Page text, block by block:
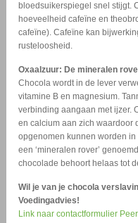
bloedsuikerspiegel snel stijgt.
hoeveelheid cafeïne en
cafeïne). Cafeïne kan
rusteloosheid.
Oxaalzuur: De mineralen
Chocola wordt in de lever
vitamine B en magnesium.
verbinding aangaan met ijzer.
en calcium aan zich waardoor
opgenomen kunnen worden in
een ‘mineralen rover’
chocolade behoort helaas tot
Wil je van je chocola
Voedingadvies!
Link naar contactformulier